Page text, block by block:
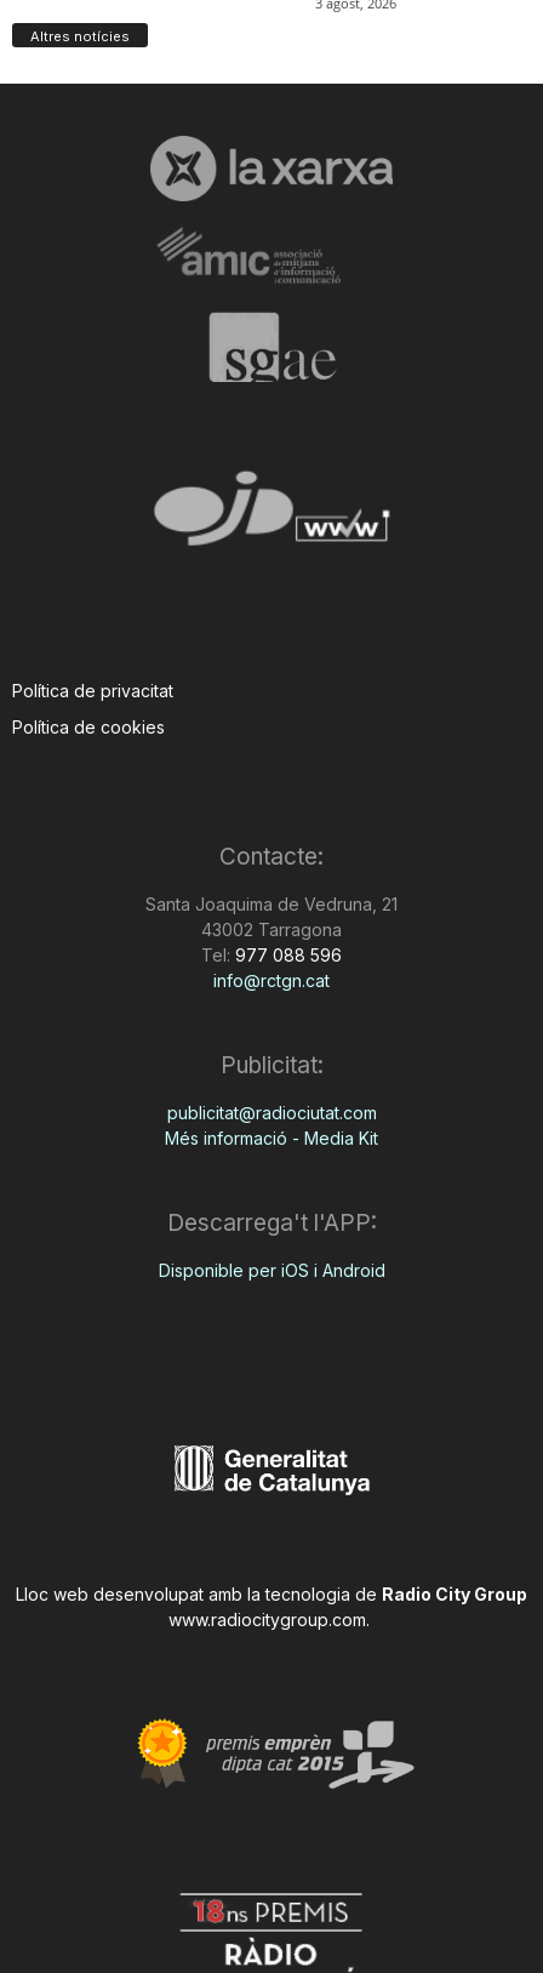
Altres notícies
Política de privacitat
Política de cookies
Contacte:
Santa Joaquima de Vedruna, 21
43002 Tarragona
Tel: 977 088 596
info@rctgn.cat
Publicitat:
publicitat@radiociutat.com
Més informació - Media Kit
Descarrega't l'APP:
Disponible per iOS i Android
Lloc web desenvolupat amb la tecnologia de Radio City Group
www.radiocitygroup.com.